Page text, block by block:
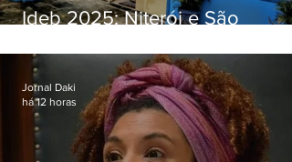
Ideb 2025: Niterói e São
distintos no ensino médio; veja
Jornal Daki
há 12 horas